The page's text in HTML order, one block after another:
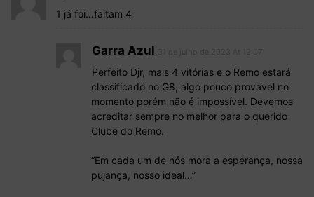
1 já foi…faltam 4
Garra Azul
Perfeito Djr, mais 4 vitórias e o Remo estará
classificado no G8, algo pouco provável no
momento porém não é impossível. Devemos
acreditar sempre no melhor para o querido
Clube do Remo.
“Em cada um de nós mora a esperança, nossa
pujança, nosso ideal…”